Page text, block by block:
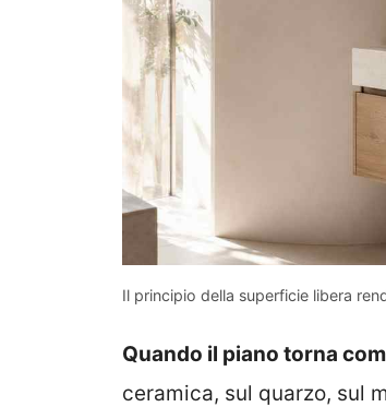
Il principio della superficie libera
Quando il piano torna
ceramica, sul quarzo, sul